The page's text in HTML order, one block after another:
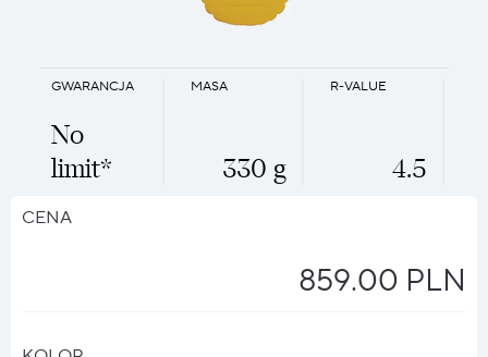
MASA
330 g
R-VALUE
4.5
GWARANCJA
No
limit*
CENA
859.00 PLN